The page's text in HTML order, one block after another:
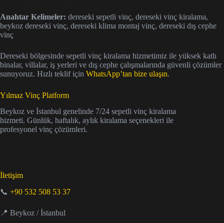
Anahtar Kelimeler: dereseki sepetli vinç, dereseki vinç kiralama,
beykoz dereseki vinç, dereseki klima montaj vinç, dereseki dış cephe
vinç
Dereseki bölgesinde sepetli vinç kiralama hizmetimiz ile yüksek katlı
binalar, villalar, iş yerleri ve dış cephe çalışmalarında güvenli çözümler
sunuyoruz. Hızlı teklif için WhatsApp’tan bize ulaşın.
Yılmaz Vinç Platform
Beykoz ve İstanbul genelinde 7/24 sepetli vinç kiralama
hizmeti. Günlük, haftalık, aylık kiralama seçenekleri ile
profesyonel vinç çözümleri.
İletişim
📞 +90 532 508 53 37
📍 Beykoz / İstanbul